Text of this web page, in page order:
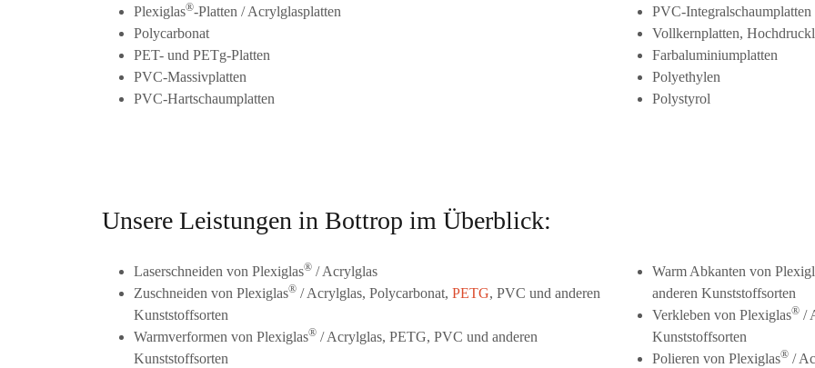
Plexiglas®-Platten / Acrylglasplatten
Polycarbonat
PET- und PETg-Platten
PVC-Massivplatten
PVC-Hartschaumplatten
PVC-Integralschaumplatten
Vollkernplatten,
Farbaluminiumplatten
Polyethylen
Polystyrol
Unsere Leistungen in Bottrop im Überblick:
Laserschneiden von Plexiglas® / Acrylglas
Zuschneiden von Plexiglas® / Acrylglas, Polycarbonat, PETG, PVC und anderen
Kunststoffsorten
Warmverformen von Plexiglas® / Acrylglas, PETG, PVC und anderen
Kunststoffsorten
Warm Abkanten von
anderen Kunststoffsorten
Verkleben von Plexiglas® /
Kunststoffsorten
Polieren von Plexiglas® /